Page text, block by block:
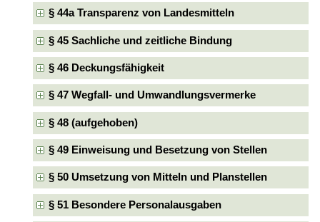
§ 44a Transparenz von Landesmitteln
§ 45 Sachliche und zeitliche Bindung
§ 46 Deckungsfähigkeit
§ 47 Wegfall- und Umwandlungsvermerke
§ 48 (aufgehoben)
§ 49 Einweisung und Besetzung von Stellen
§ 50 Umsetzung von Mitteln und Planstellen
§ 51 Besondere Personalausgaben